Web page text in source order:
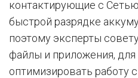
контактирующие с
быстрой разрядке
поэтому эксперты
файлы и приложения, для
оптимизировать работу